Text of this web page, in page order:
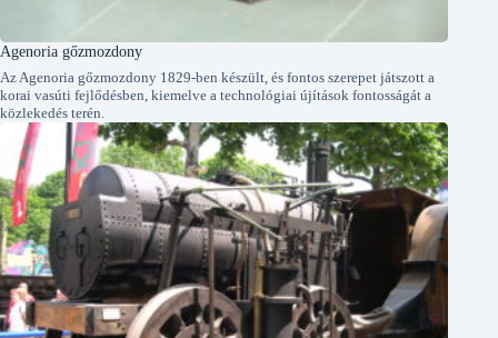
Agenoria gőzmozdony
Az Agenoria gőzmozdony 1829-ben készült, és fontos szerepet játszott a
korai vasúti fejlődésben, kiemelve a technológiai újítások fontosságát a
közlekedés terén.